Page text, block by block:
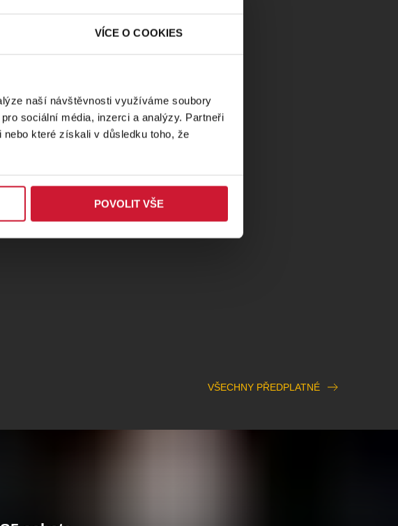
VÍCE O COOKIES
naší návštěvnosti využíváme soubory
sociální média, inzerci a analýzy. Partneři
které získali v důsledku toho, že
POVOLIT VŠE
náměstí 30, Plzeň
VŠECHNY PŘEDPLATNÉ